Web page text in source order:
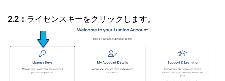
2.2： ライセンスキーをクリックします。